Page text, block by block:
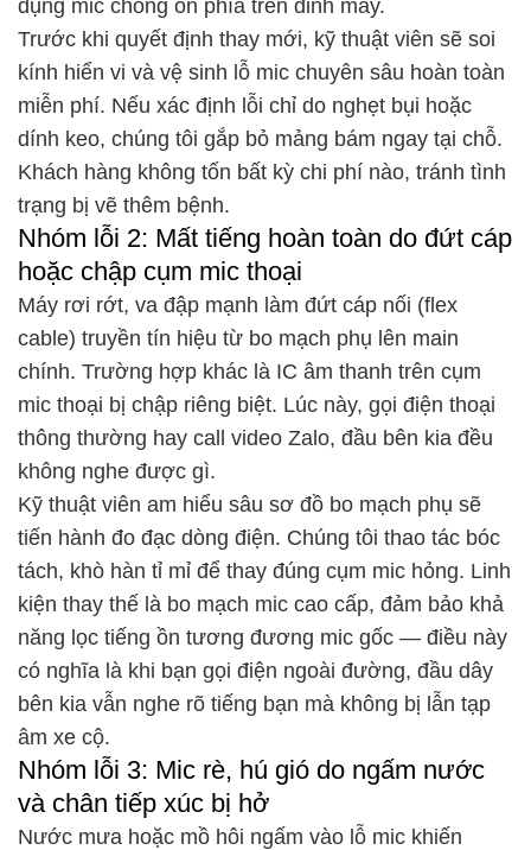
dụng mic chống ồn phía trên đỉnh máy.
Trước khi quyết định thay mới, kỹ thuật viên sẽ soi
kính hiển vi và vệ sinh lỗ mic chuyên sâu hoàn toàn
miễn phí. Nếu xác định lỗi chỉ do nghẹt bụi hoặc
dính keo, chúng tôi gắp bỏ mảng bám ngay tại chỗ.
Khách hàng không tốn bất kỳ chi phí nào, tránh tình
trạng bị vẽ thêm bệnh.
Nhóm lỗi 2: Mất tiếng hoàn toàn do đứt cáp
hoặc chập cụm mic thoại
Máy rơi rớt, va đập mạnh làm đứt cáp nối (flex
cable) truyền tín hiệu từ bo mạch phụ lên main
chính. Trường hợp khác là IC âm thanh trên cụm
mic thoại bị chập riêng biệt. Lúc này, gọi điện thoại
thông thường hay call video Zalo, đầu bên kia đều
không nghe được gì.
Kỹ thuật viên am hiểu sâu sơ đồ bo mạch phụ sẽ
tiến hành đo đạc dòng điện. Chúng tôi thao tác bóc
tách, khò hàn tỉ mỉ để thay đúng cụm mic hỏng. Linh
kiện thay thế là bo mạch mic cao cấp, đảm bảo khả
năng lọc tiếng ồn tương đương mic gốc — điều này
có nghĩa là khi bạn gọi điện ngoài đường, đầu dây
bên kia vẫn nghe rõ tiếng bạn mà không bị lẫn tạp
âm xe cộ.
Nhóm lỗi 3: Mic rè, hú gió do ngấm nước
và chân tiếp xúc bị hở
Nước mưa hoặc mồ hôi ngấm vào lỗ mic khiến